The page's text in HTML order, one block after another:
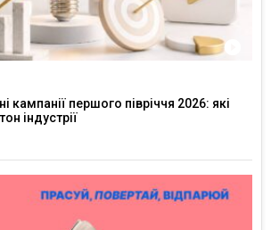
кампанії першого півріччя 2026: які
індустрії